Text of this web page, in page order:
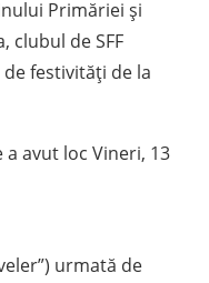
Primăriei și
clubul de SFF
de festivități de la
avut loc Vineri, 13
urmată de